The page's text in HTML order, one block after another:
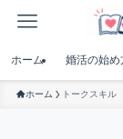
ホーム 婚活の始め
ホーム トークスキル